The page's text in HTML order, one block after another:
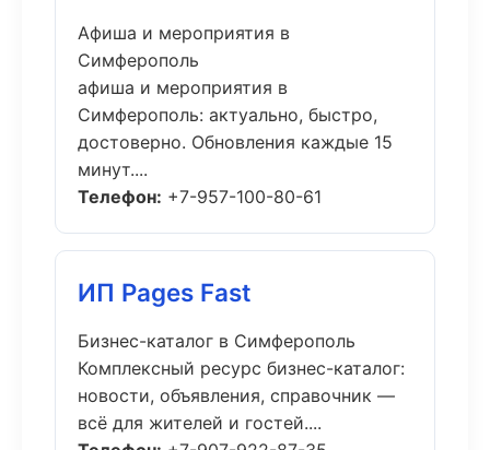
Афиша и мероприятия в
Симферополь
афиша и мероприятия в
Симферополь: актуально, быстро,
достоверно. Обновления каждые 15
минут....
Телефон: +7-957-100-80-61
ИП Pages Fast
Бизнес-каталог в Симферополь
Комплексный ресурс бизнес-каталог:
новости, объявления, справочник —
всё для жителей и гостей....